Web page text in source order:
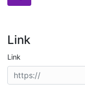
Link
Link